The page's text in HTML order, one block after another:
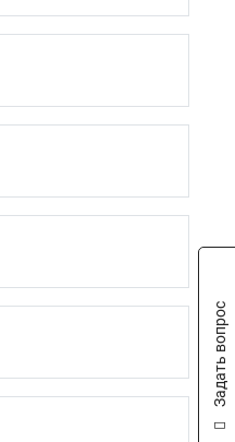
Задать вопрос